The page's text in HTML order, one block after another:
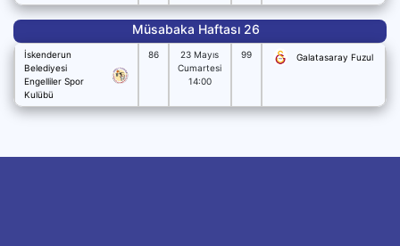
Müsabaka Haftası 26
İskenderun
Belediyesi
Engelliler Spor
Kulübü
86
23 Mayıs
Cumartesi
14:00
99 Galatasaray Fuzul